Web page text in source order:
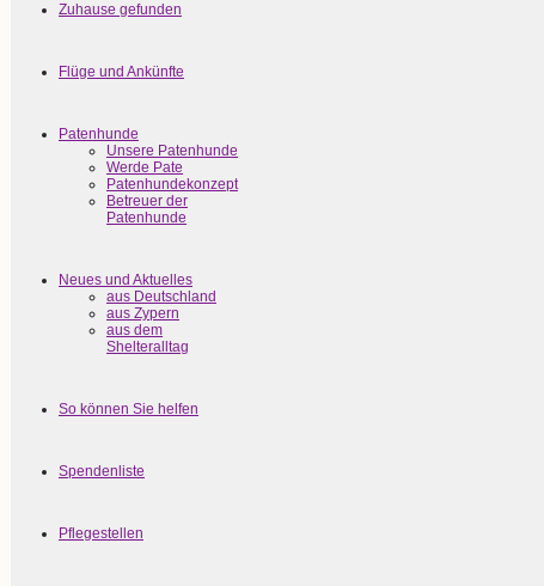
Zuhause gefunden
Flüge und Ankünfte
Patenhunde
Unsere Patenhunde
Werde Pate
Patenhundekonzept
Betreuer der
Patenhunde
Neues und Aktuelles
aus Deutschland
aus Zypern
aus dem
Shelteralltag
So können Sie helfen
Spendenliste
Pflegestellen